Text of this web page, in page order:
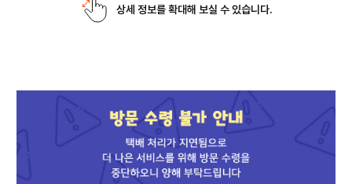
상세 정보를 확대해 보실 수 있습니다.